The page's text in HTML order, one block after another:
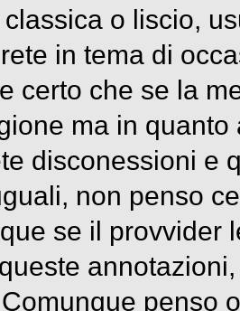
o liscio,
in tema di
certo che se la
ma in
disconessioni e
non penso
se il provvider
penso